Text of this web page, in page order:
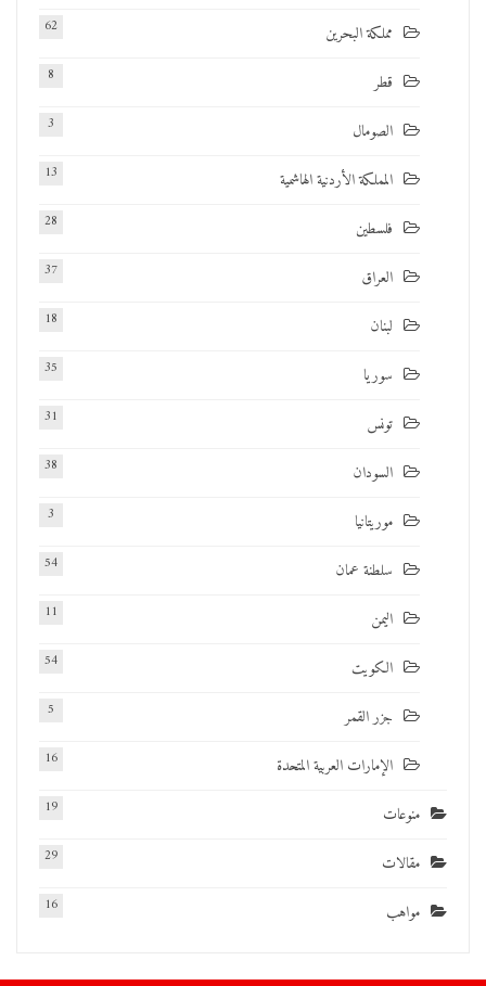
مملكة البحرين 62
قطر 8
الصومال 3
المملكة الأردنية الهاشمية 13
فلسطين 28
العراق 37
لبنان 18
سوريا 35
تونس 31
السودان 38
موريتانيا 3
سلطنة عمان 54
اليمن 11
الكويت 54
جزر القمر 5
الإمارات العربية المتحدة 16
منوعات 19
مقالات 29
مواهب 16